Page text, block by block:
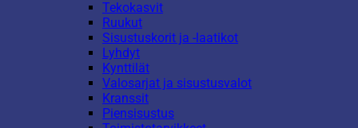
Tekokasvit
Ruukut
Sisustuskorit ja -laatikot
Lyhdyt
Kynttilät
Valosarjat ja sisustusvalot
Kranssit
Piensisustus